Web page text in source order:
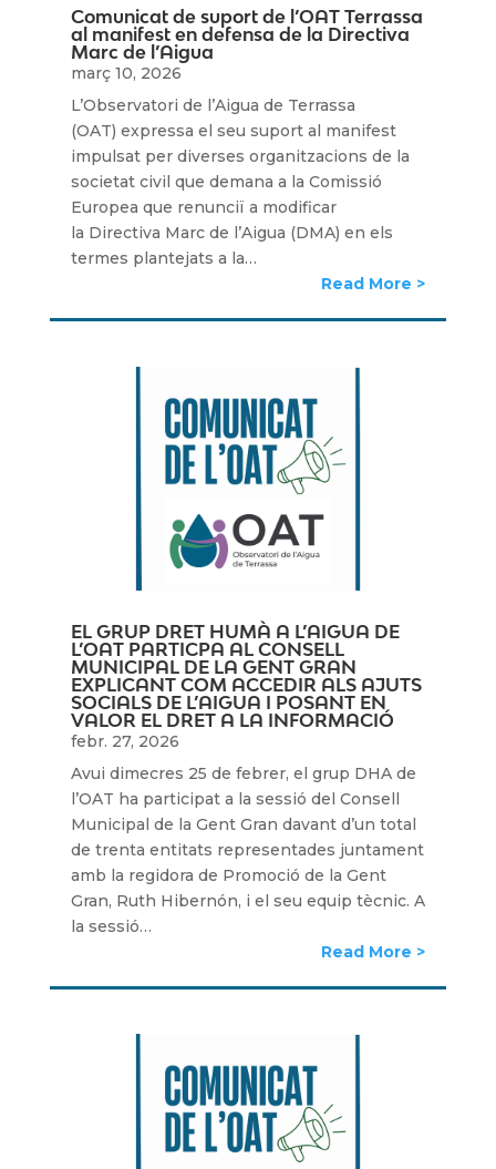
Comunicat de suport de l’OAT Terrassa
al manifest en defensa de la Directiva
Marc de l’Aigua
març 10, 2026
L’Observatori de l’Aigua de Terrassa
(OAT) expressa el seu suport al manifest
impulsat per diverses organitzacions de la
societat civil que demana a la Comissió
Europea que renunciï a modificar
la Directiva Marc de l’Aigua (DMA) en els
termes plantejats a la…
Read More
EL GRUP DRET HUMÀ A L’AIGUA DE
L’OAT PARTICPA AL CONSELL
MUNICIPAL DE LA GENT GRAN
EXPLICANT COM ACCEDIR ALS AJUTS
SOCIALS DE L’AIGUA I POSANT EN
VALOR EL DRET A LA INFORMACIÓ
febr. 27, 2026
Avui dimecres 25 de febrer, el grup DHA de
l’OAT ha participat a la sessió del Consell
Municipal de la Gent Gran davant d’un total
de trenta entitats representades juntament
amb la regidora de Promoció de la Gent
Gran, Ruth Hibernón, i el seu equip tècnic. A
la sessió…
Read More